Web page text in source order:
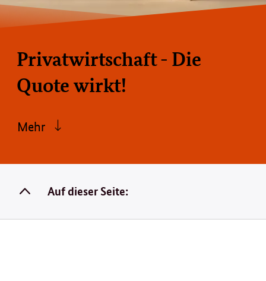
Privatwirtschaft - Die
Quote wirkt!
Mehr
Auf dieser Seite: